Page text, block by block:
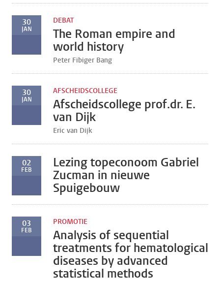
30
JAN
DEBAT
The Roman empire and
world history
Peter Fibiger Bang
30
JAN
AFSCHEIDSCOLLEGE
Afscheidscollege prof.dr. E.
van Dijk
Eric van Dijk
02
FEB
Lezing topeconoom Gabriel
Zucman in nieuwe
Spuigebouw
03
FEB
PROMOTIE
Analysis of sequential
treatments for hematological
diseases by advanced
statistical methods